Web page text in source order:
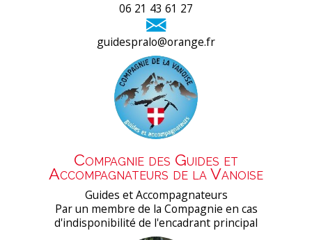
06 21 43 61 27
guidespralo@orange.fr
Compagnie des Guides et
Accompagnateurs de la Vanoise
Guides et Accompagnateurs
Par un membre de la Compagnie en cas
d'indisponibilité de l'encadrant principal